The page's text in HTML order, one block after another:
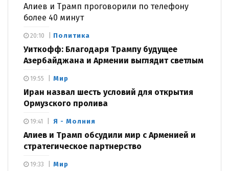
Алиев и Трамп проговорили по телефону
более 40 минут
Политика
Уиткофф: Благодаря Трампу будущее
Азербайджана и Армении выглядит светлым
20:10
Мир
Иран назвал шесть условий для открытия
Ормузского пролива
19:55
Я - Молния
Алиев и Трамп обсудили мир с Арменией и
стратегическое партнерство
19:41
Мир
19:33